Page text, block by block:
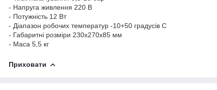
- Напруга живлення 220 В
- Потужність 12 Вт
- Діапазон робочих температур -10+50 градусів С
- Габаритні розміри 230х270х85 мм
- Маса 5,5 кг
Приховати